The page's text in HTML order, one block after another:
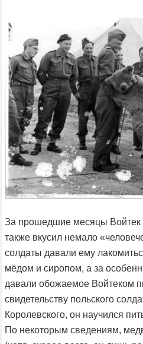
За прошедшие месяцы Войтек
также вкусил немало
солдаты давали ему
мёдом и сиропом, а за
давали обожаемое Войтеком
свидетельству польского
Королевского, он научился
По некоторым сведениям,